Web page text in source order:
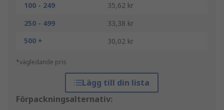
100 - 249
35,62 kr
250 - 499
33,38 kr
500 +
30,02 kr
*vägledande pris
Lägg till din lista
Förpackningsalternativ: